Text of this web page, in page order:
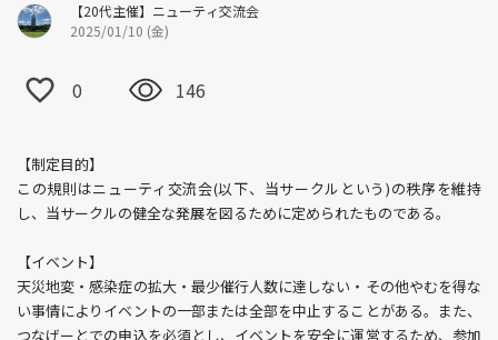
【20代主催】ニューティ交流会
2025/01/10 (金)
0 146
【制定目的】
この規則はニューティ交流会(以下、当サークルという)の秩序を維持
し、当サークルの健全な発展を図るために定められたものである。
【イベント】
天災地変・感染症の拡大・最少催行人数に達しない・その他やむを得な
い事情によりイベントの一部または全部を中止することがある。また、
つなげーとでの申込を必須とし、イベントを安全に運営するため、参加